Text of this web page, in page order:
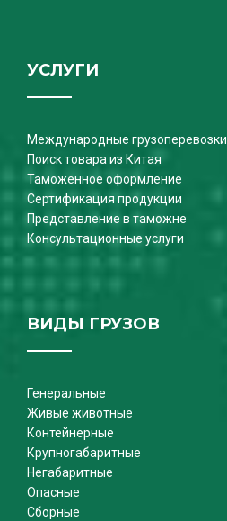
УСЛУГИ
Международные грузоперевозки
Поиск товара из Китая
Таможенное оформление
Сертификация продукции
Представление в таможне
Консультационные услуги
ВИДЫ ГРУЗОВ
Генеральные
Живые животные
Контейнерные
Крупногабаритные
Негабаритные
Опасные
Сборные